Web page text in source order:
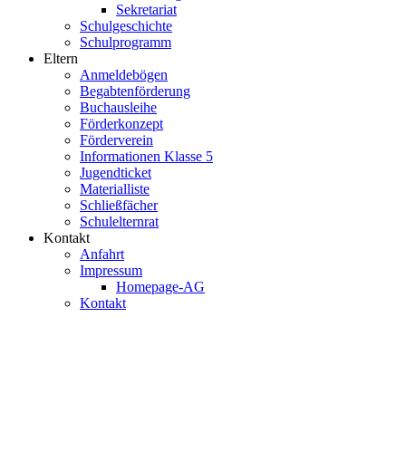
Sekretariat
Schulgeschichte
Schulprogramm
Eltern
Anmeldebögen
Begabtenförderung
Buchausleihe
Förderkonzept
Förderverein
Informationen Klasse 5
Jugendticket
Materialliste
Schließfächer
Schulelternrat
Kontakt
Anfahrt
Impressum
Homepage-AG
Kontakt